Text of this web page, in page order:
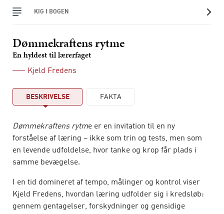
KIG I BOGEN
Dømmekraftens rytme
En hyldest til lærerfaget
Kjeld Fredens
BESKRIVELSE FAKTA
Dømmekraftens rytme er en invitation til en ny
forståelse af læring – ikke som trin og tests, men som
en levende udfoldelse, hvor tanke og krop får plads i
samme bevægelse.
I en tid domineret af tempo, målinger og kontrol viser
Kjeld Fredens, hvordan læring udfolder sig i kredsløb:
gennem gentagelser, forskydninger og gensidige